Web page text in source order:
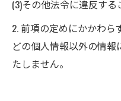
(3)その他法令に違反す
2. 前項の定めにかかわ
どの個人情報以外の情
たしません。